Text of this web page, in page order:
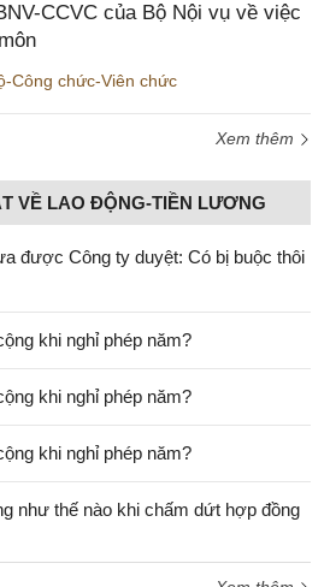
CCVC của Bộ Nội vụ về việc
Công chức-Viên chức
Xem thêm
VỀ LAO ĐỘNG-TIỀN LƯƠNG
được Công ty duyệt: Có bị buộc thôi
khi nghỉ phép năm?
khi nghỉ phép năm?
khi nghỉ phép năm?
như thế nào khi chấm dứt hợp đồng